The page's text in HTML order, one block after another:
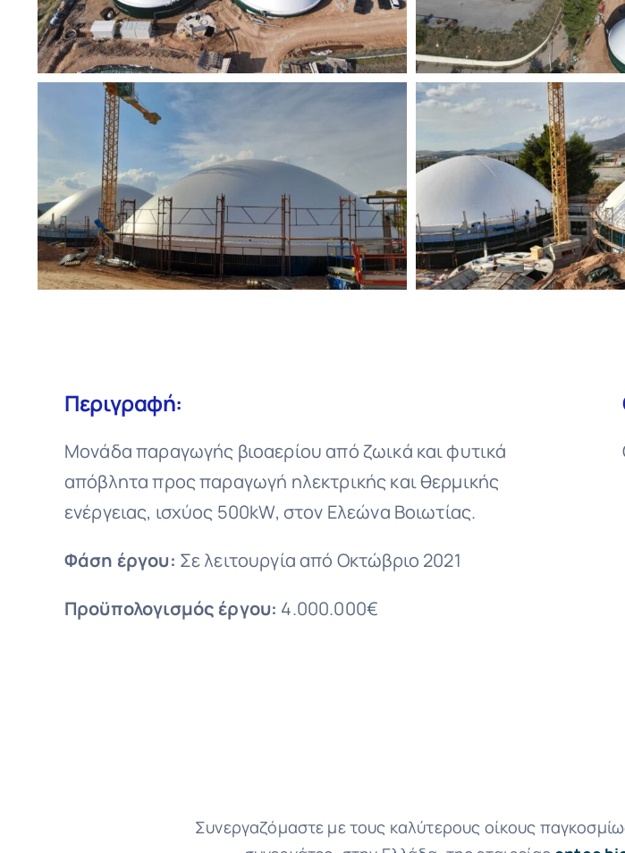
Περιγραφή:
Μονάδα παραγωγής βιοαερίου από ζωικά και φυτικά
απόβλητα προς παραγωγή ηλεκτρικής και θερμικής
ενέργειας, ισχύος 500kW, στον Ελεώνα Βοιωτίας.
Φάση έργου: Σε λειτουργία από Οκτώβριο 2021
Προϋπολογισμός έργου: 4.000.000€
Συνεργαζόμαστε με τους καλύτερους οίκους